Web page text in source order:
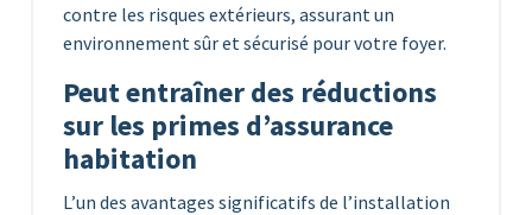
contre les risques extérieurs, assurant un
environnement sûr et sécurisé pour votre foyer.
Peut entraîner des réductions
sur les primes d’assurance
habitation
L’un des avantages significatifs de l’installation